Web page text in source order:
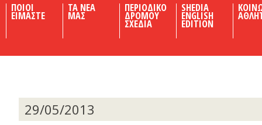
ΠΟΙΟΙ
ΕΙΜΑΣΤΕ
ΤΑ ΝΕΑ
ΜΑΣ
ΠΕΡΙΟΔΙΚΟ
ΔΡΟΜΟΥ
ΣΧΕΔΙΑ
SHEDIA
ENGLISH
EDITION
29/05/2013